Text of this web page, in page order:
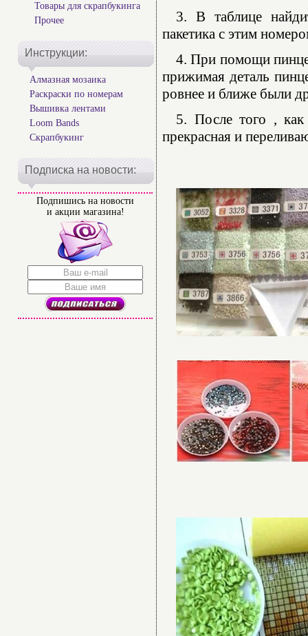
Товары для скрапбукинга
Прочее
Инструкции:
Алмазная мозаика
Раскраски по номерам
Вышивка лентами
Loom Bands
Скрапбукинг
Подписка на новости:
Подпишись на новости
и акции магазина!
3. В таблице
пакетика с этим
4. При помощи
прижимая деталь
ровнее и ближе были
5. После того , как
прекрасная и